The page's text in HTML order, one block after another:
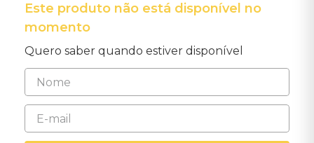
Este produto não está disponível no
momento
Quero saber quando estiver disponível